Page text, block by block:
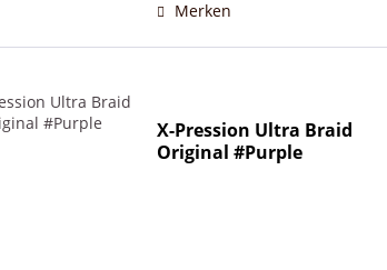
Merken
X-Pression Ultra Braid
Original #Purple